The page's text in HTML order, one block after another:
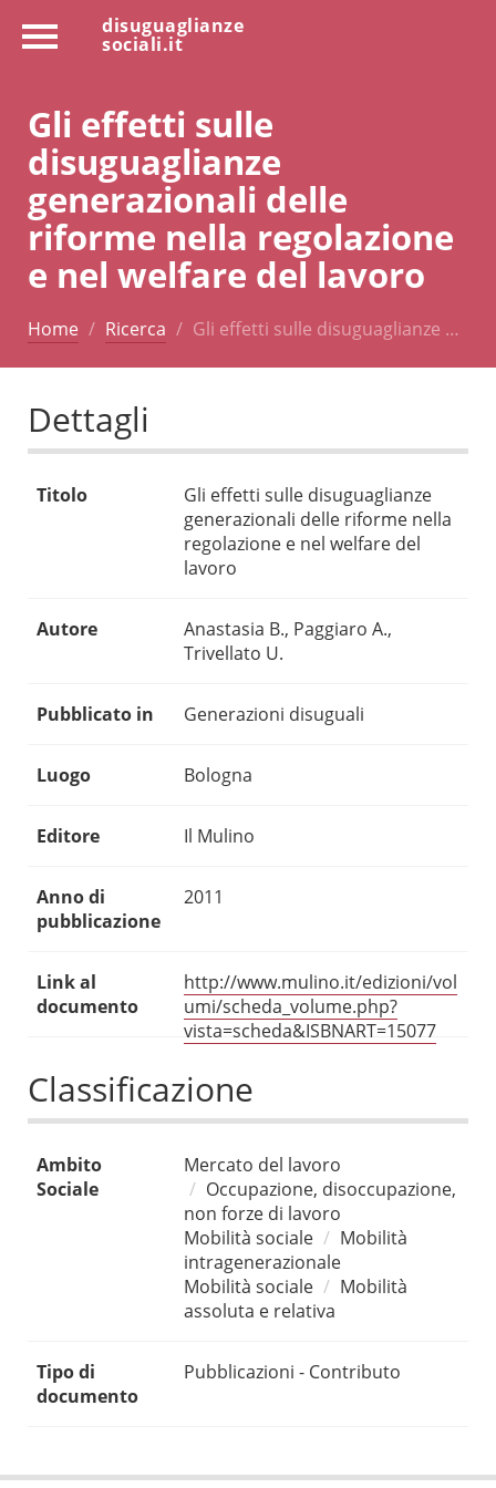
disuguaglianze
sociali.it
Gli effetti sulle
disuguaglianze
generazionali delle
riforme nella regolazione
e nel welfare del lavoro
Home Ricerca Gli effetti sulle disuguaglianze …
Dettagli
Titolo
Gli effetti sulle disuguaglianze
generazionali delle riforme nella
regolazione e nel welfare del
lavoro
Autore
Anastasia B., Paggiaro A.,
Trivellato U.
Pubblicato in Generazioni disuguali
Luogo Bologna
Editore Il Mulino
Anno di
pubblicazione
2011
Link al
documento
http://www.mulino.it/edizioni/vol
umi/scheda_volume.php?
vista=scheda&ISBNART=15077
Classificazione
Ambito
Sociale
Mercato del lavoro
Occupazione, disoccupazione,
non forze di lavoro
Mobilità sociale
Mobilità
intragenerazionale
Mobilità sociale
Mobilità
assoluta e relativa
Tipo di
documento
Pubblicazioni - Contributo